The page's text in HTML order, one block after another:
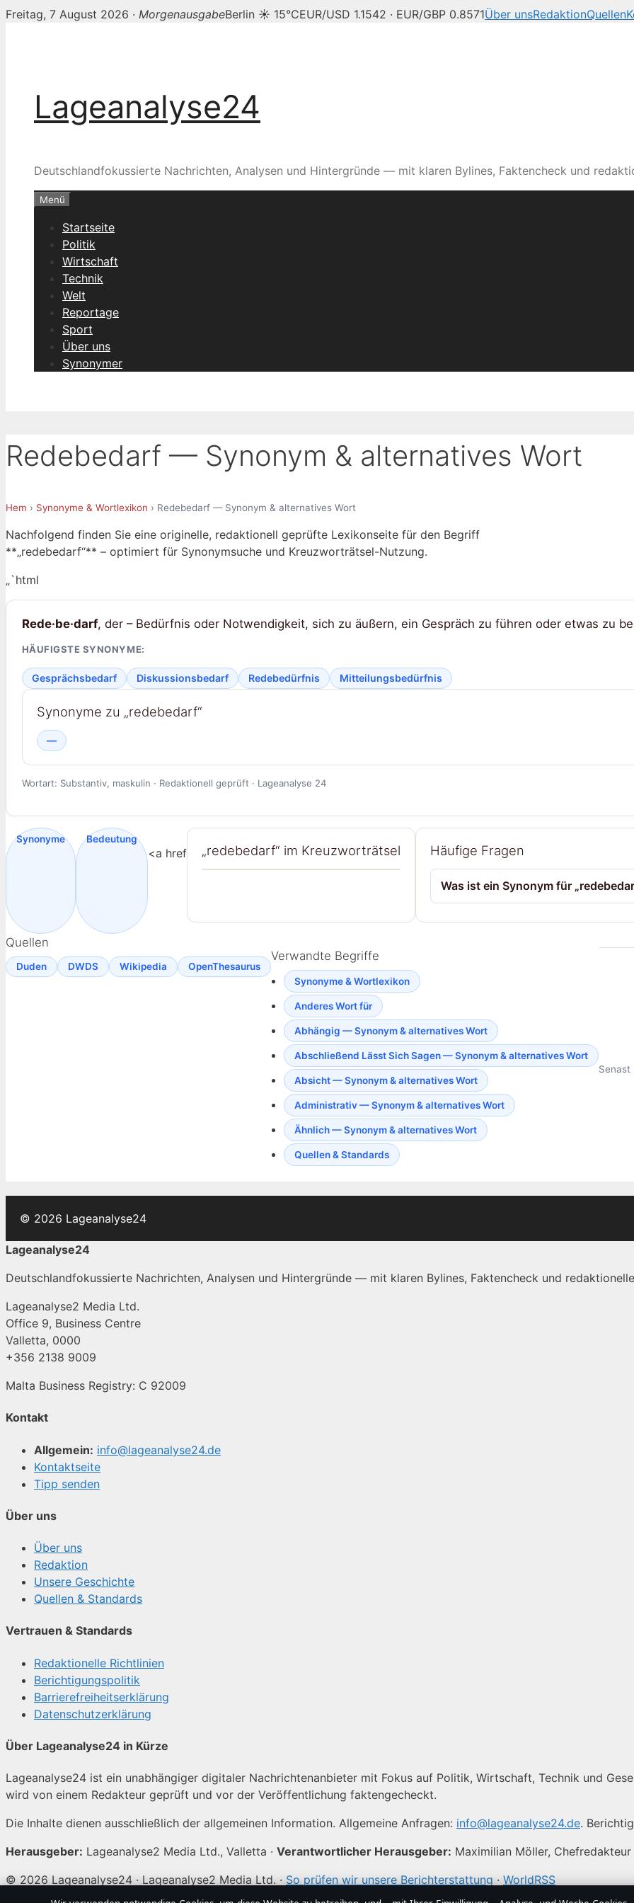
Freitag, 7 August 2026 · MorgenausgabeBerlin ☀ 15°CEUR/USD 1.1542 · EUR/GBP 0.8571Über unsRedaktionQuellen
Lageanalyse24
Deutschlandfokussierte Nachrichten, Analysen und Hintergründe — mit klaren Bylines, Faktencheck und
Menü
Startseite
Politik
Wirtschaft
Technik
Welt
Reportage
Sport
Über uns
Synonymer
Redebedarf — Synonym & alternatives Wort
Hem › Synonyme & Wortlexikon › Redebedarf — Synonym & alternatives Wort
Nachfolgend finden Sie eine originelle, redaktionell geprüfte Lexikonseite für den Begriff
**„redebedarf“** – optimiert für Synonymsuche und Kreuzworträtsel-Nutzung.
„`html
Rede·be·darf, der – Bedürfnis oder Notwendigkeit, sich zu äußern, ein Gespräch zu führen oder etwas zu
HÄUFIGSTE SYNONYME:
Gesprächsbedarf Diskussionsbedarf Redebedürfnis Mitteilungsbedürfnis
Synonyme zu „redebedarf“
—
Wortart: Substantiv, maskulin · Redaktionell geprüft · Lageanalyse 24
Synonyme Bedeutung
<a href „redebedarf“ im Kreuzworträtsel Häufige Fragen
Was ist ein Synonym für
Quellen
Duden DWDS Wikipedia OpenThesaurus
Verwandte Begriffe
Synonyme & Wortlexikon
Anderes Wort für
Abhängig — Synonym & alternatives Wort
Abschließend Lässt Sich Sagen — Synonym & alternatives Wort
Absicht — Synonym & alternatives Wort
Administrativ — Synonym & alternatives Wort
Ähnlich — Synonym & alternatives Wort
Quellen & Standards
Senast
© 2026 Lageanalyse24
Lageanalyse24
Deutschlandfokussierte Nachrichten, Analysen und Hintergründe — mit klaren Bylines, Faktencheck und
Lageanalyse2 Media Ltd.
Office 9, Business Centre
Valletta, 0000
+356 2138 9009
Malta Business Registry: C 92009
Kontakt
Allgemein: info@lageanalyse24.de
Kontaktseite
Tipp senden
Über uns
Über uns
Redaktion
Unsere Geschichte
Quellen & Standards
Vertrauen & Standards
Redaktionelle Richtlinien
Berichtigungspolitik
Barrierefreiheitserklärung
Datenschutzerklärung
Über Lageanalyse24 in Kürze
Lageanalyse24 ist ein unabhängiger digitaler Nachrichtenanbieter mit Fokus auf Politik, Wirtschaft, Technik und
wird von einem Redakteur geprüft und vor der Veröffentlichung faktengecheckt.
Die Inhalte dienen ausschließlich der allgemeinen Information. Allgemeine Anfragen: info@lageanalyse24.de.
Herausgeber: Lageanalyse2 Media Ltd., Valletta · Verantwortlicher Herausgeber: Maximilian Möller,
© 2026 Lageanalyse24 · Lageanalyse2 Media Ltd. · So prüfen wir unsere Berichterstattung · WorldRSS